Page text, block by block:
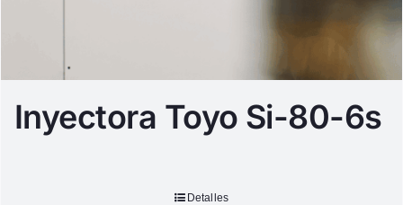
Inyectora Toyo Si-80-6s
Detalles